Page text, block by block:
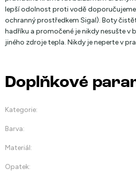
lepší odolnost proti vodě
ochranný prostředkem Sigal). Boty
hadříku a promočené je nikdy nesušte v
jiného zdroje tepla. Nikdy je neperte v
Doplňkové
Kategorie:
Barva:
Materiál:
Opatek: